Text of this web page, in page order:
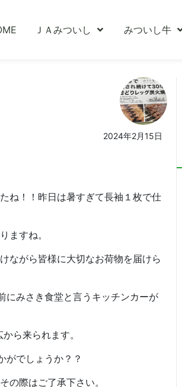
ＪＡみついし みついし牛
2024年2月15日
ね！！昨日は暑すぎて長袖１枚で仕
ますね。
ながら皆様に大切なお荷物を届けら
にみさき食堂と言うキッチンカーが
ら来られます。
がでしょうか？？
の際はご了承下さい。